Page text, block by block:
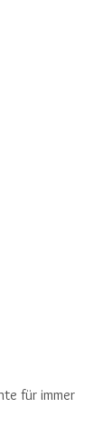
für immer